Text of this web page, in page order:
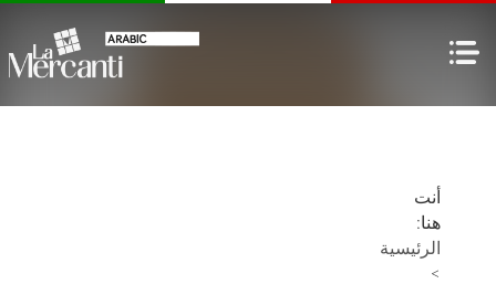
أنت
هنا:
الرئيسية
>